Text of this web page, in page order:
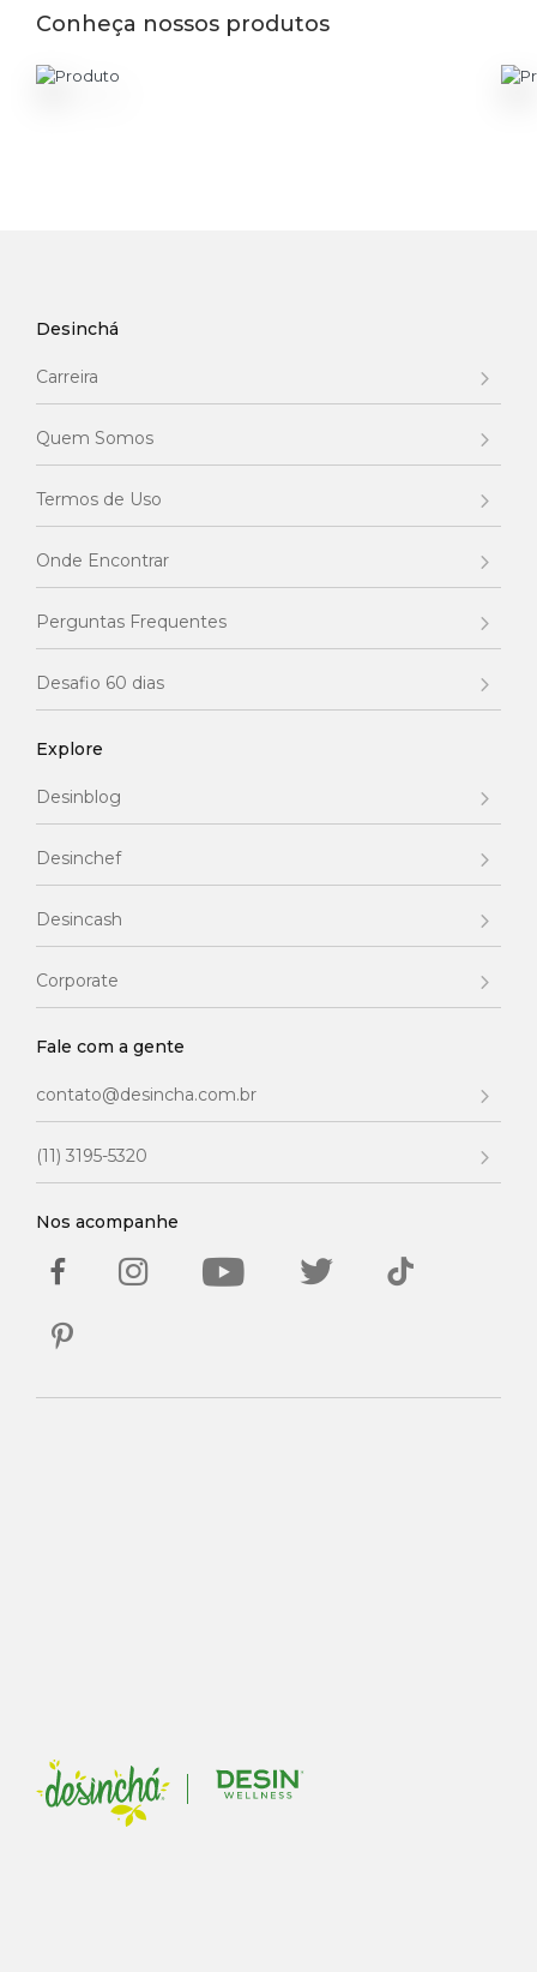
Conheça nossos produtos
Desinchá
Carreira
Quem Somos
Termos de Uso
Onde Encontrar
Perguntas Frequentes
Desafio 60 dias
Explore
Desinblog
Desinchef
Desincash
Corporate
Fale com a gente
contato@desincha.com.br
(11) 3195-5320
Nos acompanhe